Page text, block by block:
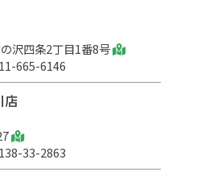
沢四条2丁目1番8号
665-6146
店
33-2863